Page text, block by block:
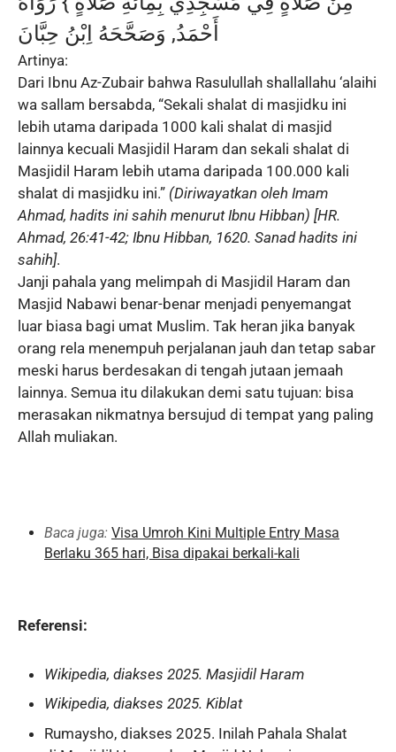
أَحْمَدُ, وَصَحَّحَهُ اِبْنُ حِبَّانَ
Artinya:
Dari Ibnu Az-Zubair bahwa Rasulullah shallallahu ‘alaihi
wa sallam bersabda, “Sekali shalat di masjidku ini
lebih utama daripada 1000 kali shalat di masjid
lainnya kecuali Masjidil Haram dan sekali shalat di
Masjidil Haram lebih utama daripada 100.000 kali
shalat di masjidku ini.” (Diriwayatkan oleh Imam
Ahmad, hadits ini sahih menurut Ibnu Hibban) [HR.
Ahmad, 26:41-42; Ibnu Hibban, 1620. Sanad hadits ini
sahih].
Janji pahala yang melimpah di Masjidil Haram dan
Masjid Nabawi benar-benar menjadi penyemangat
luar biasa bagi umat Muslim. Tak heran jika banyak
orang rela menempuh perjalanan jauh dan tetap sabar
meski harus berdesakan di tengah jutaan jemaah
lainnya. Semua itu dilakukan demi satu tujuan: bisa
merasakan nikmatnya bersujud di tempat yang paling
Allah muliakan.
Baca juga: Visa Umroh Kini Multiple Entry Masa
Berlaku 365 hari, Bisa dipakai berkali-kali
Referensi:
Wikipedia, diakses 2025. Masjidil Haram
Wikipedia, diakses 2025. Kiblat
Rumaysho, diakses 2025. Inilah Pahala Shalat